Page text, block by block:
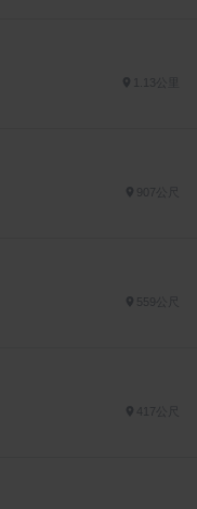
559公尺
417公尺